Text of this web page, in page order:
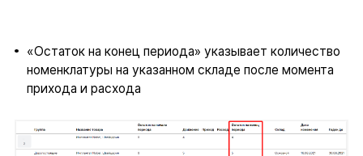
«Остаток на конец периода» указывает количество
номенклатуры на указанном складе после момента
прихода и расхода